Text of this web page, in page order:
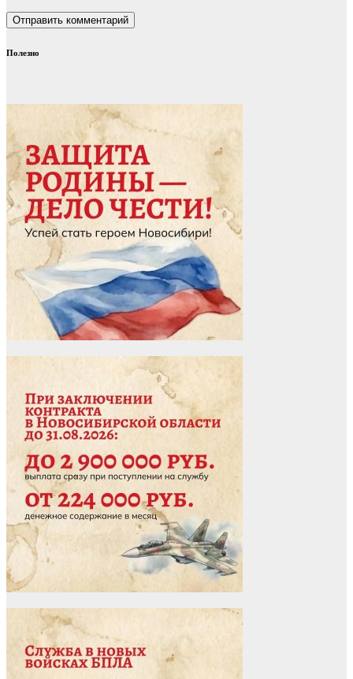
Полезно